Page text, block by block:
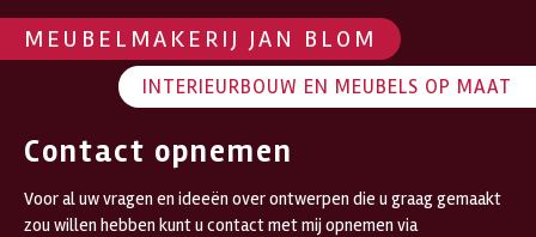
MEUBELMAKERIJ JAN BLOM
INTERIEURBOUW EN MEUBELS OP MAAT
Contact opnemen
Voor al uw vragen en ideeën over ontwerpen die u graag gemaakt
zou willen hebben kunt u contact met mij opnemen via